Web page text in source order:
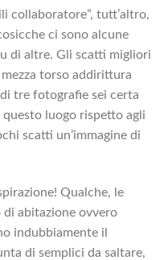
collaboratore”, tutt’altro,
ci sono alcune
di altre. Gli scatti migliori
torso addirittura
tre fotografie sei certa
luogo rispetto agli
scatti un’immagine di
Qualche, le
di abitazione ovvero
indubbiamente il
di semplici da saltare,